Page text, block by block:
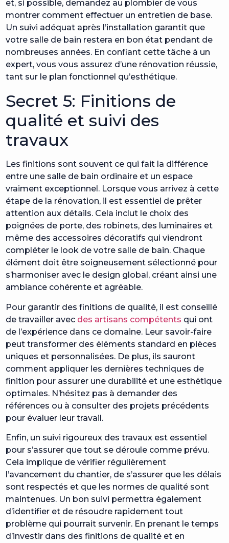
et, si possible, demandez au plombier de vous
montrer comment effectuer un entretien de base.
Un suivi adéquat après l’installation garantit que
votre salle de bain restera en bon état pendant de
nombreuses années. En confiant cette tâche à un
expert, vous vous assurez d’une rénovation réussie,
tant sur le plan fonctionnel qu’esthétique.
Secret 5: Finitions de
qualité et suivi des
travaux
Les finitions sont souvent ce qui fait la différence
entre une salle de bain ordinaire et un espace
vraiment exceptionnel. Lorsque vous arrivez à cette
étape de la rénovation, il est essentiel de prêter
attention aux détails. Cela inclut le choix des
poignées de porte, des robinets, des luminaires et
même des accessoires décoratifs qui viendront
compléter le look de votre salle de bain. Chaque
élément doit être soigneusement sélectionné pour
s’harmoniser avec le design global, créant ainsi une
ambiance cohérente et agréable.
Pour garantir des finitions de qualité, il est conseillé
de travailler avec des artisans compétents qui ont
de l’expérience dans ce domaine. Leur savoir-faire
peut transformer des éléments standard en pièces
uniques et personnalisées. De plus, ils sauront
comment appliquer les dernières techniques de
finition pour assurer une durabilité et une esthétique
optimales. N’hésitez pas à demander des
références ou à consulter des projets précédents
pour évaluer leur travail.
Enfin, un suivi rigoureux des travaux est essentiel
pour s’assurer que tout se déroule comme prévu.
Cela implique de vérifier régulièrement
l’avancement du chantier, de s’assurer que les délais
sont respectés et que les normes de qualité sont
maintenues. Un bon suivi permettra également
d’identifier et de résoudre rapidement tout
problème qui pourrait survenir. En prenant le temps
d’investir dans des finitions de qualité et en